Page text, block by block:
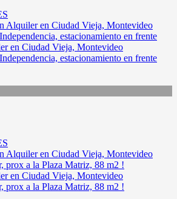
en Ciudad Vieja, Montevideo
estacionamiento en frente
en Ciudad Vieja, Montevideo
prox a la Plaza Matriz, 88 m2 !